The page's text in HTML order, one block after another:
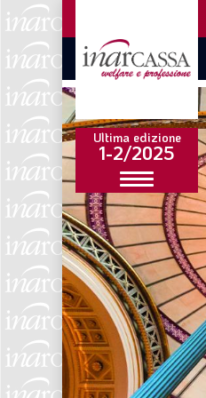
Ultima edizione
1-2/2025